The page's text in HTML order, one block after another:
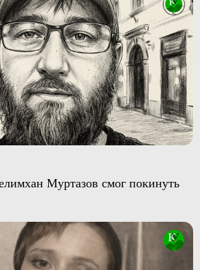
Муртазов смог покинуть